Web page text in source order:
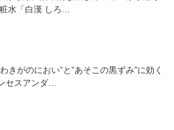
水「白漢 しろ…
きがのにおい”と”あそこの黒ずみ”に効く
セスアンダ…